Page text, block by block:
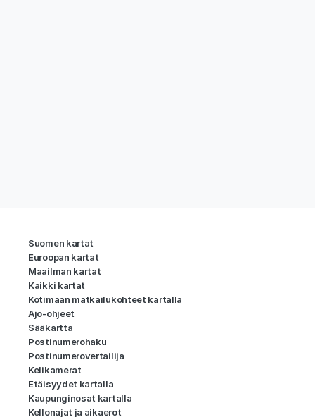
Suomen kartat
Euroopan kartat
Maailman kartat
Kaikki kartat
Kotimaan matkailukohteet kartalla
Ajo-ohjeet
Sääkartta
Postinumerohaku
Postinumerovertailija
Kelikamerat
Etäisyydet kartalla
Kaupunginosat kartalla
Kellonajat ja aikaerot